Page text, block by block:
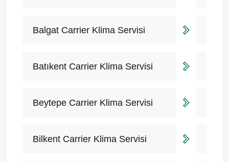
Balgat Carrier Klima Servisi
Batıkent Carrier Klima Servisi
Beytepe Carrier Klima Servisi
Bilkent Carrier Klima Servisi